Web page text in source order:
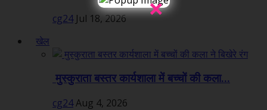
cg24 Jul 18, 2026
खेल
मुस्कुराता बस्तर कार्यशाला में बच्चों की कला...
cg24Aug 4, 2026
×